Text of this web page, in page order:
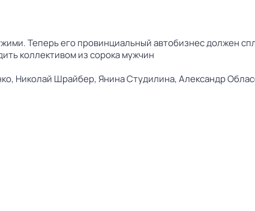
Теперь его провинциальный автобизнес должен
коллективом из сорока мужчин
Николай Шрайбер,Янина Студилина,Александр